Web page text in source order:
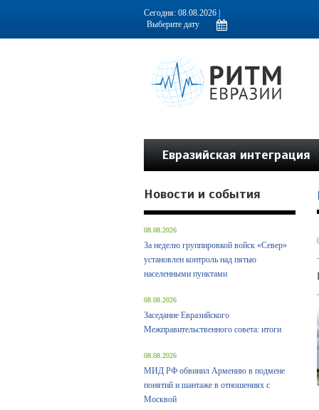
Информационно-аналитическое издание, посвященное актуальным
Сегодня: 08.08.2026 |
Евразийская интеграция
Новости и события
08.08.2026
За неделю группировкой войск «Север»
установлен контроль над пятью
населенными пунктами
08.08.2026
Заседание Евразийского
Межправительственного совета: итоги
08.08.2026
МИД РФ обвинил Армению в подмене
понятий и шантаже в отношениях с
Москвой